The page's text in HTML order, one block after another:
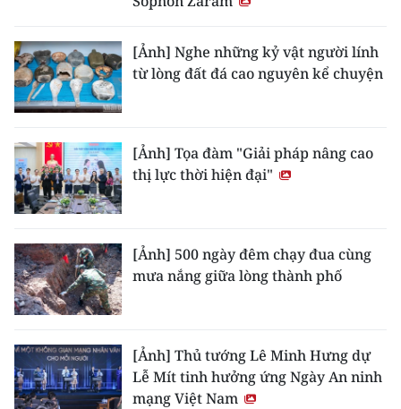
[Ảnh] Nghe những kỷ vật người lính
từ lòng đất đá cao nguyên kể chuyện
[Ảnh] Tọa đàm "Giải pháp nâng cao
thị lực thời hiện đại"
[Ảnh] 500 ngày đêm chạy đua cùng
mưa nắng giữa lòng thành phố
[Ảnh] Thủ tướng Lê Minh Hưng dự
Lễ Mít tinh hưởng ứng Ngày An ninh
mạng Việt Nam